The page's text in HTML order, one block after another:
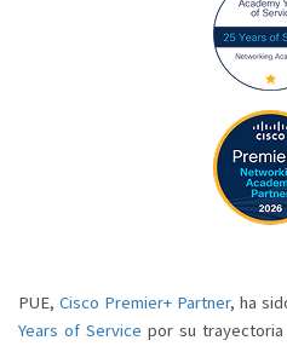
PUE, Cisco Premier+ Partner, ha
Years of Service por su